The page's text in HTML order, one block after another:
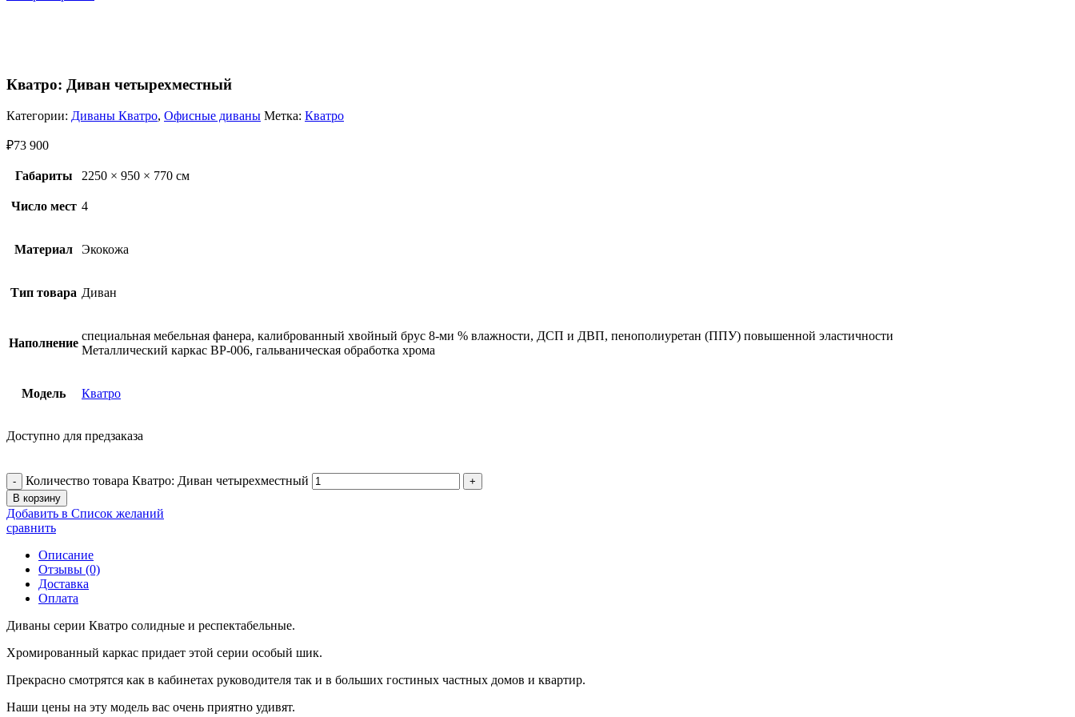
Кватро: Диван четырехместный
Категории: Диваны Кватро, Офисные диваны Метка: Кватро
₽73 900
Габариты 2250 × 950 × 770 см
Число мест 4
Материал Экокожа
Тип товара Диван
Наполнение
специальная мебельная фанера, калиброванный хвойный брус 8-ми % влажности, ДСП и ДВП, пенополиуретан (ППУ) повышенной эластичности
Металлический каркас ВР-006, гальваническая обработка хрома
Модель Кватро
Доступно для предзаказа
Количество товара Кватро: Диван четырехместный
В корзину
Добавить в Список желаний
сравнить
Описание
Отзывы (0)
Доставка
Оплата
Диваны серии Кватро солидные и респектабельные.
Хромированный каркас придает этой серии особый шик.
Прекрасно смотрятся как в кабинетах руководителя так и в больших гостиных частных домов и квартир.
Наши цены на эту модель вас очень приятно удивят.